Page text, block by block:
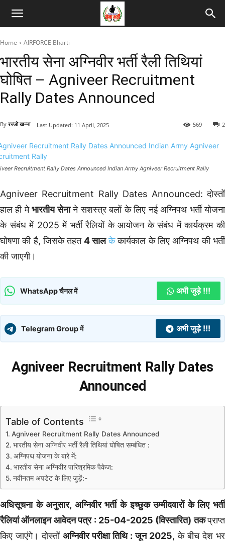
Home AIRFORCE Bharti
भारतीय सेना अग्निवीर भर्ती रैली तिथियां
घोषित – Agniveer Recruitment
Rally Dates Announced
By रज्जो खन्ना 2
569
Last Updated: 11 April, 2025
Recruitment Rally Dates Announced Indian Army Agniveer Recruitment Rally
Agniveer Recruitment Rally Dates Announced: दोस्तों
हाल ही मेभारतीय सेनाने सशस्त्र बलों के लिए नई अग्निपथ भर्ती योजना
के संबंध में 2025 में भर्ती रैलियों के आयोजन के संबंध में कार्यक्रम की
घोषणा की है, जिसके तहत4 साल केकार्यकाल के लिए अग्निपथ की भर्ती
की जाएगी।
WhatsApp चैनल में अभी जुड़े !!!
Telegram Group में अभी जुड़े !!!
Agniveer Recruitment Rally Dates
Announced
Table of Contents
Agniveer Recruitment Rally Dates Announced
भारतीय सेना अग्निवीर भर्ती रैली तिथियां घोषित सम्बंधित :
अग्निपथ योजना के बारे में:
भारतीय सेना अग्निवीर पारिश्रमिक पैकेज:
नवीनतम अपडेट के लिए जुड़ें:-
अधिसूचना के अनुसार, अग्निवीर भर्ती के इच्छुक उम्मीदवारों के लिए भर्ती
रैलियां ऑनलाइन आवेदन पत्र : 25-04-2025 (विस्तारित) तकप्राप्त
किए जाएंगे। दोस्तों अग्निवीर परीक्षा तिथि : जून 2025, के बीच देश भर